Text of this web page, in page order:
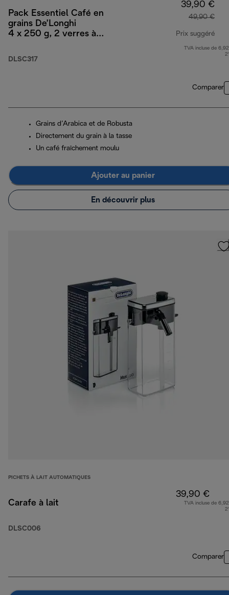
Pack Essentiel Café en
grains De’Longhi
4 x 250 g, 2 verres à
eau
DLSC317
39,90 €
49,90 €
Prix suggéré
TVA incluse de
Comparer
Grains d’Arabica et de Robusta
Directement du grain à la tasse
Un café fraîchement moulu
Ajouter au panier
En découvrir plus
PICHETS À LAIT AUTOMATIQUES
Carafe à lait
DLSC006
39,90 €
TVA incluse de
Comparer